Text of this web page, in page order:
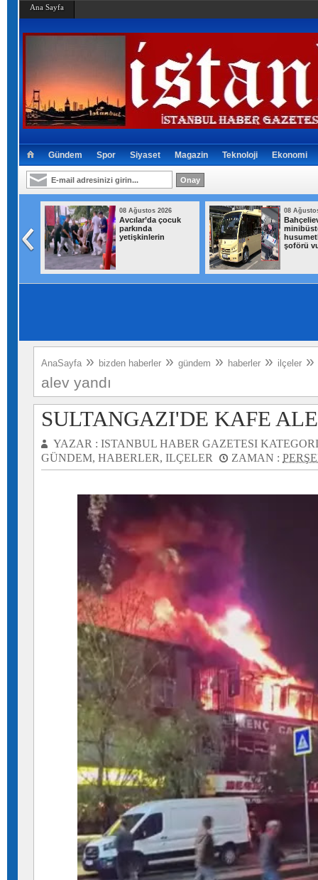
Ana Sayfa
Gündem Spor Siyaset Magazin Teknoloji Ekonomi
08 Ağustos 2026
Avcılar’da çocuk
parkında
yetişkinlerin
08
şoförü
AnaSayfa » bizden haberler » gündem » haberler » ilçeler »
alev yandı
SULTANGAZI'DE KAFE
YAZAR : ISTANBUL HABER GAZETESI
GÜNDEM, HABERLER, ILÇELER ZAMAN :